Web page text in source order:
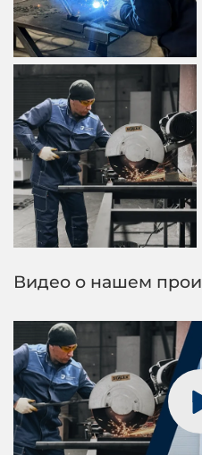
Видео о нашем